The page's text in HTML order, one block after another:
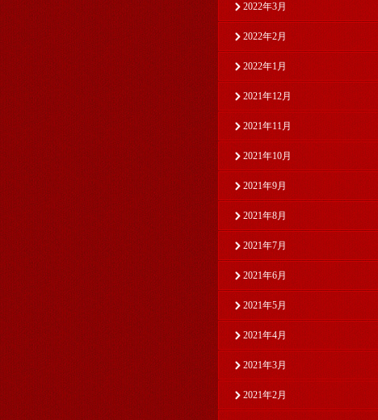
2022年3月
2022年2月
2022年1月
2021年12月
2021年11月
2021年10月
2021年9月
2021年8月
2021年7月
2021年6月
2021年5月
2021年4月
2021年3月
2021年2月